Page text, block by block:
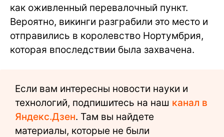
как оживленный перевалочный пункт.
Вероятно, викинги разграбили это место и
отправились в королевство Нортумбрия,
которая впоследствии была захвачена.
Если вам интересны новости науки и
технологий, подпишитесь на наш канал в
Яндекс.Дзен. Там вы найдете
материалы, которые не были